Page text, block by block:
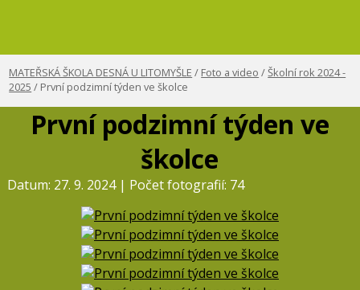
MATEŘSKÁ ŠKOLA DESNÁ U LITOMYŠLE / Foto a video /Školní rok 2024 -
2025 / První podzimní týden ve školce
První podzimní týden ve
školce
Datum: 27. 9. 2024 | Počet fotografií: 74